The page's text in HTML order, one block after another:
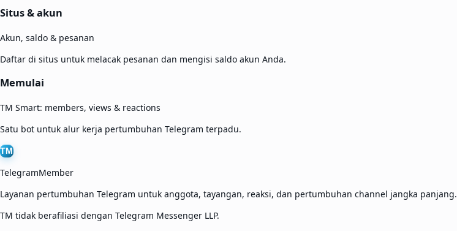
Situs & akun
Akun, saldo & pesanan
Daftar di situs untuk melacak pesanan dan mengisi saldo akun Anda.
Memulai
TM Smart: members, views & reactions
Satu bot untuk alur kerja pertumbuhan Telegram terpadu.
TM
TelegramMember
Layanan pertumbuhan Telegram untuk anggota, tayangan, reaksi, dan pertumbuhan channel jangka panjang.
TM tidak berafiliasi dengan Telegram Messenger LLP.